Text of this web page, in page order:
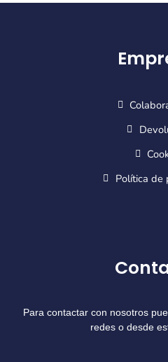
Política de
Para contactar con nosotros
redes o desde